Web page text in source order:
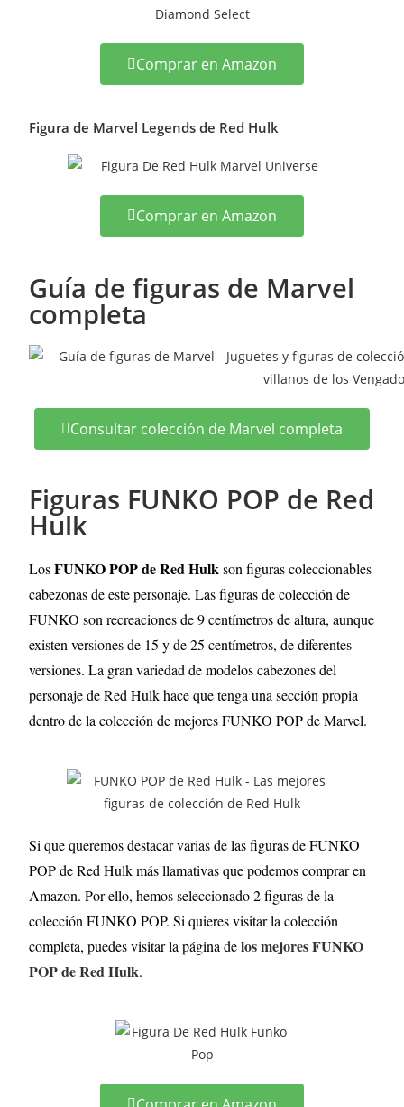
Comprar en Amazon
Figura de Marvel Legends de Red Hulk
Comprar en Amazon
Guía de figuras de Marvel
completa
Consultar colección de Marvel completa
Figuras FUNKO POP de Red
Hulk
LosFUNKO POP de Red Hulkson figuras coleccionables
cabezonas de este personaje. Las figuras de colección de
FUNKO son recreaciones de 9 centímetros de altura, aunque
existen versiones de 15 y de 25 centímetros, de diferentes
versiones. La gran variedad de modelos cabezones del
personaje de Red Hulk hace que tenga una sección propia
dentro de la colección de mejores FUNKO POP de Marvel.
Si que queremos destacar varias de las figuras de FUNKO
POP de Red Hulk más llamativas que podemos comprar en
Amazon. Por ello, hemos seleccionado 2 figuras de la
colección FUNKO POP. Si quieres visitar la colección
completa, puedes visitar la página delos mejores FUNKO
POP de Red Hulk.